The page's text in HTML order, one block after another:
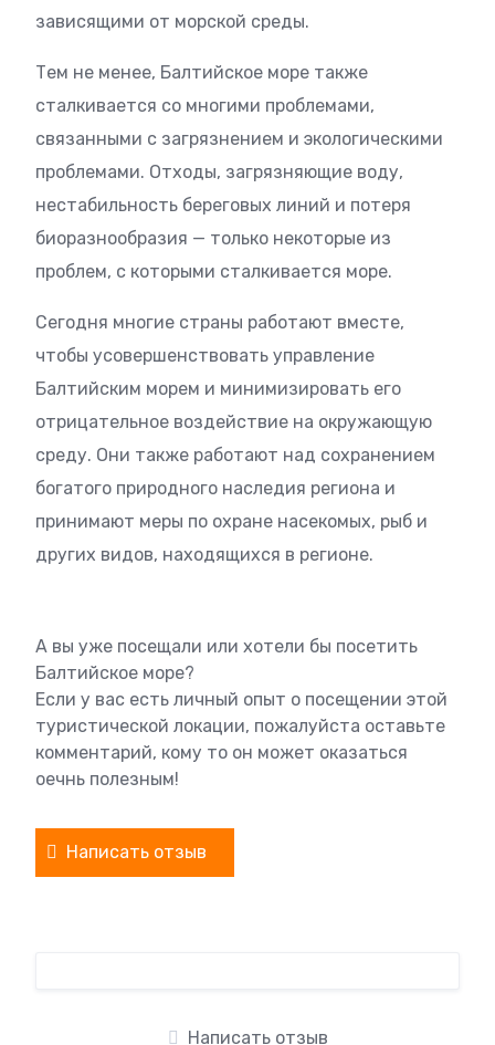
зависящими от морской среды.
Тем не менее, Балтийское море также
сталкивается со многими проблемами,
связанными с загрязнением и экологическими
проблемами. Отходы, загрязняющие воду,
нестабильность береговых линий и потеря
биоразнообразия — только некоторые из
проблем, с которыми сталкивается море.
Сегодня многие страны работают вместе,
чтобы усовершенствовать управление
Балтийским морем и минимизировать его
отрицательное воздействие на окружающую
среду. Они также работают над сохранением
богатого природного наследия региона и
принимают меры по охране насекомых, рыб и
других видов, находящихся в регионе.
А вы уже посещали или хотели бы посетить
Балтийское море?
Если у вас есть личный опыт о посещении этой
туристической локации, пожалуйста оставьте
комментарий, кому то он может оказаться
оечнь полезным!
Написать отзыв
Написать отзыв